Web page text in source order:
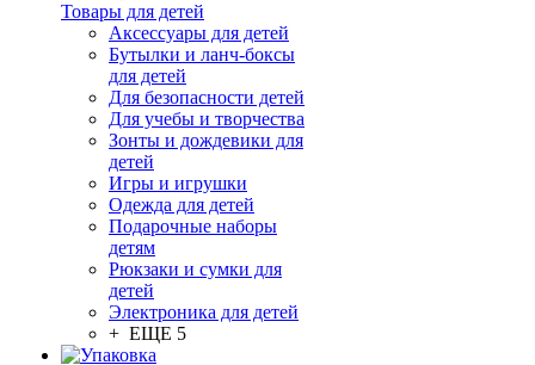
Товары для детей
Аксессуары для детей
Бутылки и ланч-боксы
для детей
Для безопасности детей
Для учебы и творчества
Зонты и дождевики для
детей
Игры и игрушки
Одежда для детей
Подарочные наборы
детям
Рюкзаки и сумки для
детей
Электроника для детей
+ ЕЩЕ 5